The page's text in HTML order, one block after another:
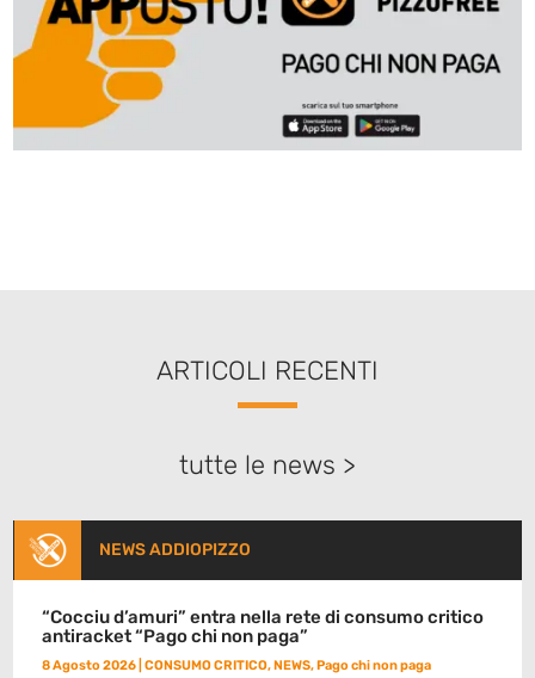
ARTICOLI RECENTI
tutte le news >
NEWS ADDIOPIZZO
“Cocciu d’amuri” entra nella rete di consumo critico
antiracket “Pago chi non paga”
8 Agosto 2026 |CONSUMO CRITICO,NEWS,Pago chi non paga